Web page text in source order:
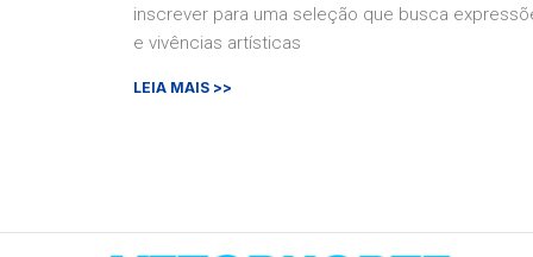
inscrever para uma seleção que busca
e vivências artísticas
LEIA MAIS >>